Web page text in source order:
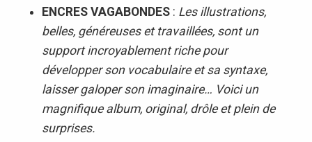
ENCRES VAGABONDES: Les illustrations,
belles, généreuses et travaillées, sont un
support incroyablement riche pour
développer son vocabulaire et sa syntaxe,
laisser galoper son imaginaire… Voici un
magnifique album, original, drôle et plein de
surprises.